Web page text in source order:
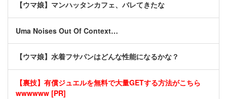
【ウマ娘】マンハッタンカフェ、バレてきたな
Uma Noises Out Of Context…
【ウマ娘】水着フサパンはどんな性能になるかな？
【裏技】有償ジュエルを無料で大量GETする方法がこちら
wwwwww [PR]